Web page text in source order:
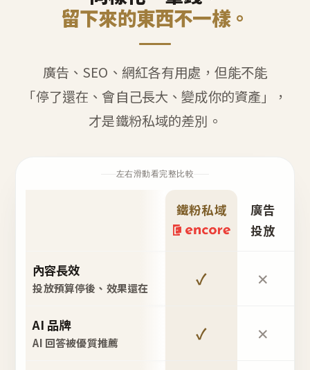
留下來的東西不一樣。
廣告、SEO、網紅各有用處，但能不能
「停了還在、會自己長大、變成你的資產」，
才是鐵粉私域的差別。
左右滑動看完整比較
鐵粉私域
廣告
投放
內容長效
投放預算停後、效果還在 ✓ ✕
AI 品牌
AI 回答被優質推薦 ✓ ✕